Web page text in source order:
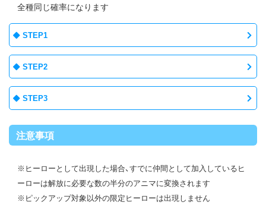
全種同じ確率になります
STEP1
STEP2
STEP3
注意事項
※ヒーローとして出現した場合、すでに仲間として加入しているヒ
ーローは解放に必要な数の半分のアニマに変換されます
※ピックアップ対象以外の限定ヒーローは出現しません